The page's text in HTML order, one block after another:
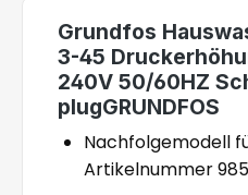
Grundfos
3-45
240V 50/60HZ
plugGRUNDFOS
Nachfolgemodell
Artikelnummer